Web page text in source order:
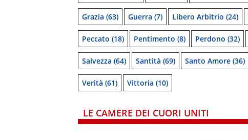
Grazia (63) Guerra (7) Libero Arbitrio (24)
Peccato (18) Pentimento (8) Perdono (32)
Salvezza (64) Santità (69) Santo Amore (36)
Verità (61) Vittoria (10)
LE CAMERE DEI CUORI UNITI